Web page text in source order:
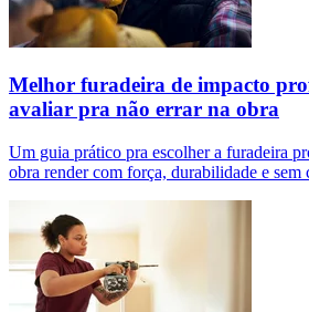
Melhor furadeira de impacto
avaliar pra não errar na obra
Um guia prático pra escolher a furadeira
obra render com força, durabilidade e sem